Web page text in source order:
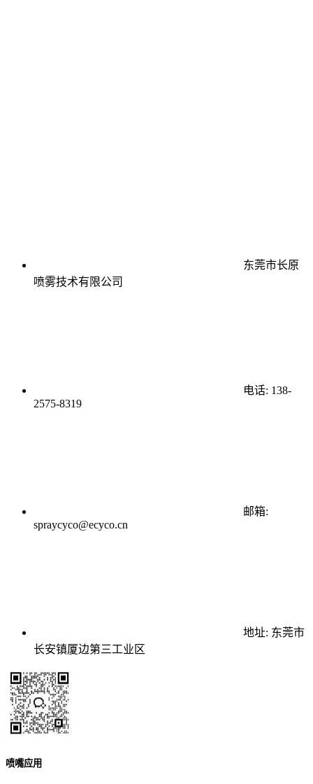
东莞市长原
喷雾技术有限公司
电话: 138-
2575-8319
邮箱:
spraycyco@ecyco.cn
地址: 东莞市
长安镇厦边第三工业区
喷嘴应用